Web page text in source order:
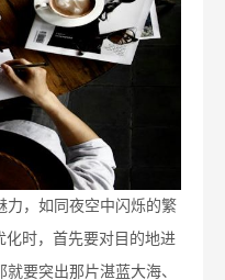
力，如同夜空中闪烁的繁
化时，首先要对目的地进
要突出那片湛蓝大海、